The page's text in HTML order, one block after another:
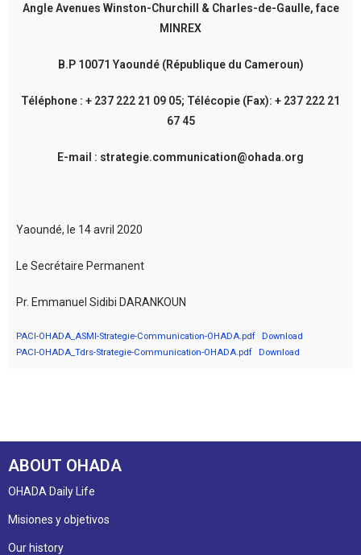
Angle Avenues Winston-Churchill & Charles-de-Gaulle, face
MINREX
B.P 10071 Yaoundé (République du Cameroun)
Téléphone : + 237 222 21 09 05; Télécopie (Fax): + 237 222 21
67 45
E-mail : strategie.communication@ohada.org
Yaoundé, le 14 avril 2020
Le Secrétaire Permanent
Pr. Emmanuel Sidibi DARANKOUN
PACI-OHADA_ASMI-Strategie-Communication-OHADA.pdf
Download
PACI-OHADA_Tdrs-Strategie-Communication-OHADA.pdf
Download
ABOUT OHADA
OHADA Daily Life
Misiones y objetivos
Our history